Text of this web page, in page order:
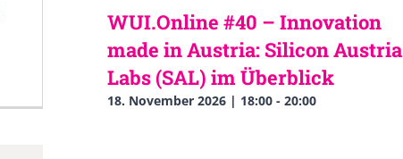
WUI.Online #40 – Innovation
made in Austria: Silicon Austria
Labs (SAL) im Überblick
18. November 2026 | 18:00- 20:00